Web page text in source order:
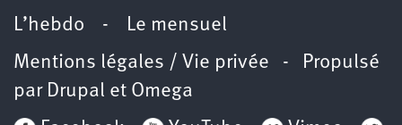
L’hebdo - Le mensuel
Mentions légales / Vie privée - Propulsé
par Drupal et Omega